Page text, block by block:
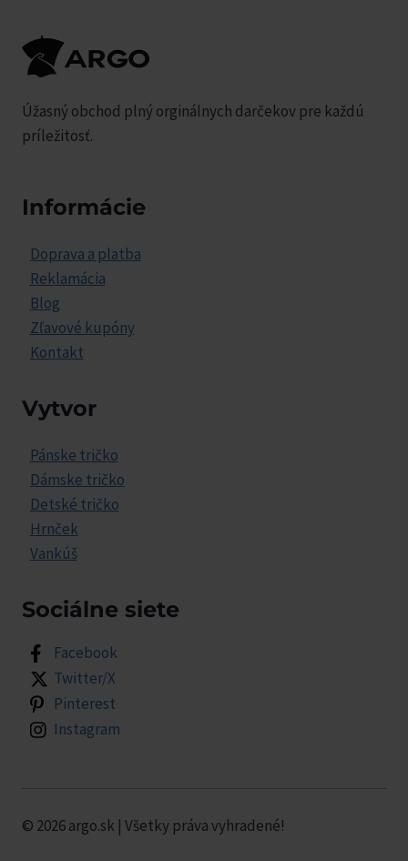
Úžasný obchod plný orginálnych darčekov pre každú
príležitosť.
Informácie
Doprava a platba
Reklamácia
Blog
Zľavové kupóny
Kontakt
Vytvor
Pánske tričko
Dámske tričko
Detské tričko
Hrnček
Vankúš
Sociálne siete
Facebook
Twitter/X
Pinterest
Instagram
© 2026 argo.sk | Všetky práva vyhradené!